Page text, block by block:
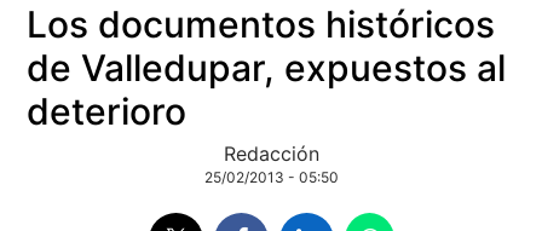
Los documentos históricos
de Valledupar, expuestos al
deterioro
Redacción
25/02/2013 - 05:50